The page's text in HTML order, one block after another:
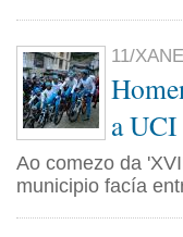
11/
a
Ao comezo da
municipio facía